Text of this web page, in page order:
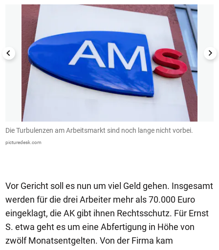
Die Turbulenzen am Arbeitsmarkt sind noch lange nicht vorbei.
picturedesk.com
Vor Gericht soll es nun um viel Geld gehen. Insgesamt
werden für die drei Arbeiter mehr als 70.000 Euro
eingeklagt, die AK gibt ihnen Rechtsschutz. Für Ernst
S. etwa geht es um eine Abfertigung in Höhe von
zwölf Monatsentgelten. Von der Firma kam